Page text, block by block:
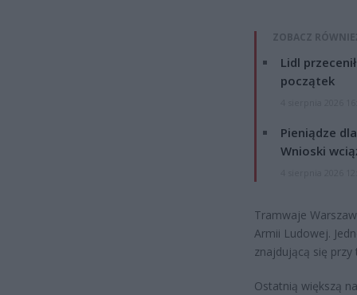
ZOBACZ
Lidl
początek
Pieniądze
Wnioski
Tramwaje
Armii Ludowej.
znajdującą się przy
Ostatnią większą